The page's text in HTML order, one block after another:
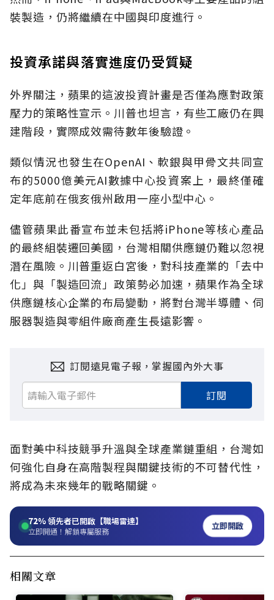
裝製造，仍將繼續在中國與印度進行。
投資承諾與落實進度仍受質疑
外界關注，蘋果的這波投資計畫是否僅為應對政策
壓力的策略性宣示。川普也坦言，有些工廠仍在興
建階段，實際成效需待數年後驗證。
類似情況也發生在OpenAI、軟銀與甲骨文共同宣
布的5000億美元AI數據中心投資案上，最終僅確
定年底前在俄亥俄州啟用一座小型中心。
儘管蘋果此番宣布並未包括將iPhone等核心產品
的最終組裝遷回美國，台灣相關供應鏈仍難以忽視
潛在風險。川普重返白宮後，對科技產業的「去中
化」與「製造回流」政策勢必加速，蘋果作為全球
供應鏈核心企業的布局變動，將對台灣半導體、伺
服器製造與零組件廠商產生長遠影響。
訂閱遠見電子報，掌握國內外大事
訂閱
面對美中科技競爭升溫與全球產業鏈重組，台灣如
何強化自身在高階製程與關鍵技術的不可替代性，
將成為未來幾年的戰略關鍵。
72%領先者已開啟【職場雷達】
立即開通！解鎖專屬服務 立即開啟
相關文章